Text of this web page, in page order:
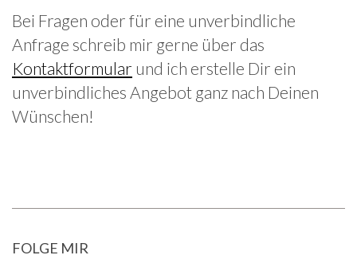
Bei Fragen oder für eine unverbindliche
Anfrage schreib mir gerne über das
Kontaktformular und ich erstelle Dir ein
unverbindliches Angebot ganz nach Deinen
Wünschen!
FOLGE MIR